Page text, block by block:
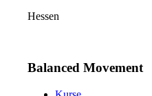
Hessen
Balanced Movement